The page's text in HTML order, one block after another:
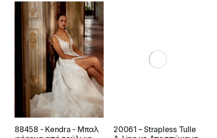
88458 - Kendra - Μπαλ
20061 – Strapless Tulle